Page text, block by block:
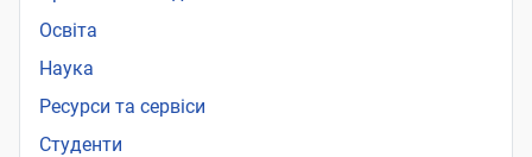
Освіта
Наука
Ресурси та сервіси
Студенти